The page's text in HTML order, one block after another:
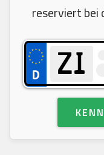
reserviert bei